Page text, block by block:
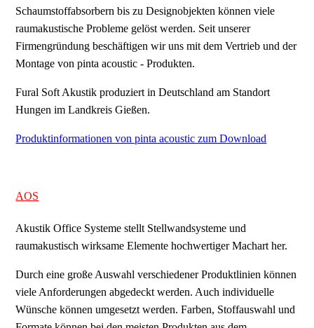
Schaumstoffabsorbern bis zu Designobjekten können viele
raumakustische Probleme gelöst werden. Seit unserer
Firmengründung beschäftigen wir uns mit dem Vertrieb und der
Montage von pinta acoustic - Produkten.
Fural Soft Akustik produziert in Deutschland am Standort
Hungen im Landkreis Gießen.
Produktinformationen von pinta acoustic zum Download
AOS
Akustik Office Systeme stellt Stellwandsysteme und
raumakustisch wirksame Elemente hochwertiger Machart her.
Durch eine große Auswahl verschiedener Produktlinien können
viele Anforderungen abgedeckt werden. Auch individuelle
Wünsche können umgesetzt werden. Farben, Stoffauswahl und